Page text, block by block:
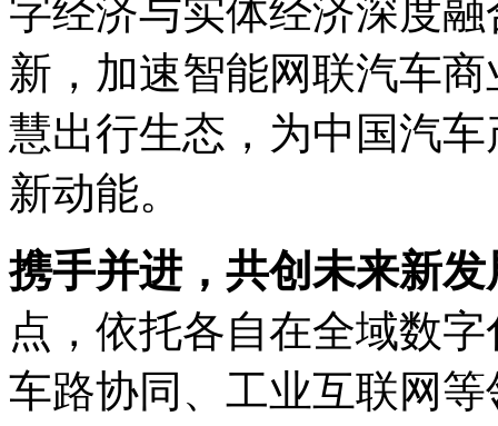
字经济与实体经济深度融
新，加速智能网联汽车
慧出行生态，为中国
新动能。
携手并进，共创未来新
点，依托各自在全域数
车路协同、工业互联网